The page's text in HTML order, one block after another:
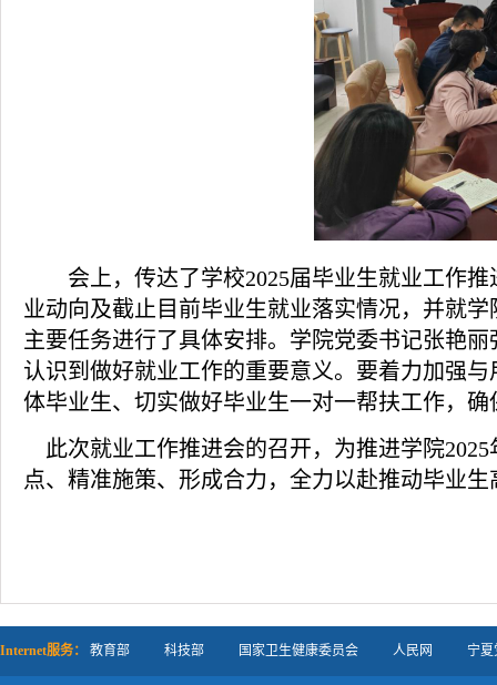
会上， 传达了学校2025届毕业生就业工作
业动向及截止目前毕业生就业落实情况，并就学
主要任务进行了具体安排。学院党委书记张艳丽
认识到做好就业工作的重要意义。要着力加强与
体毕业生、切实做好毕业生一对一帮扶工作，确
此次就业工作推进会的召开，为推进学院
点、 精准施策、形成合力，全力以赴推动毕业
Internet服务： 教育部 科技部 国家卫生健康委员会 人民网 宁夏